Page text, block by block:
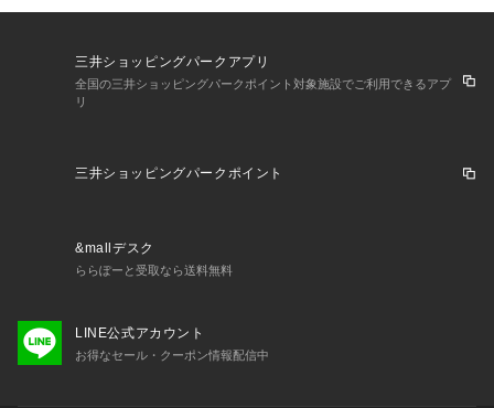
三井ショッピングパークアプリ
全国の三井ショッピングパークポイント対象施設でご利用できるアプ
リ
三井ショッピングパークポイント
&mallデスク
ららぽーと受取なら送料無料
LINE公式アカウント
お得なセール・クーポン情報配信中